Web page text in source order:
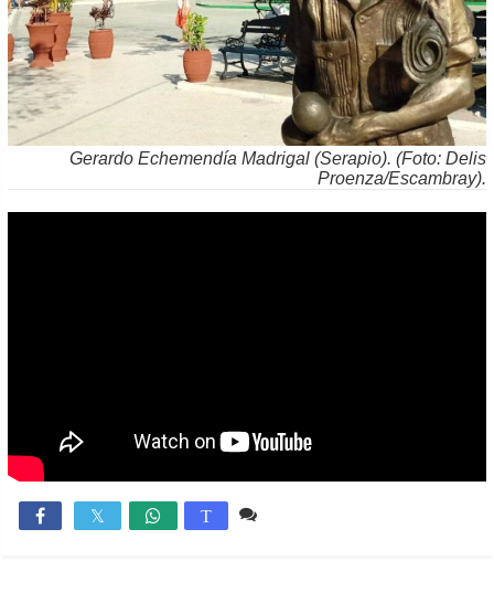
Gerardo Echemendía Madrigal (Serapio). (Foto: Delis
Proenza/Escambray).
 T